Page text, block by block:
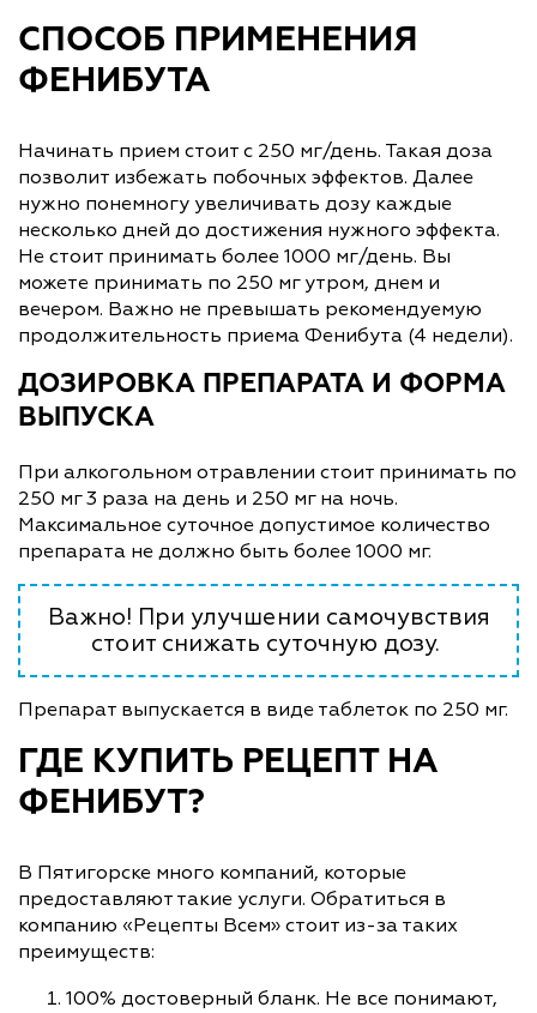
СПОСОБ ПРИМЕНЕНИЯ
ФЕНИБУТА
Начинать прием стоит с 250 мг/день. Такая доза
позволит избежать побочных эффектов. Далее
нужно понемногу увеличивать дозу каждые
несколько дней до достижения нужного эффекта.
Не стоит принимать более 1000 мг/день. Вы
можете принимать по 250 мг утром, днем и
вечером. Важно не превышать рекомендуемую
продолжительность приема Фенибута (4 недели).
ДОЗИРОВКА ПРЕПАРАТА И ФОРМА
ВЫПУСКА
При алкогольном отравлении стоит принимать по
250 мг 3 раза на день и 250 мг на ночь.
Максимальное суточное допустимое количество
препарата не должно быть более 1000 мг.
Важно! При улучшении самочувствия
стоит снижать суточную дозу.
Препарат выпускается в виде таблеток по 250 мг.
ГДЕ КУПИТЬ РЕЦЕПТ НА
ФЕНИБУТ?
В Пятигорске много компаний, которые
предоставляют такие услуги. Обратиться в
компанию «Рецепты Всем» стоит из-за таких
преимуществ:
100% достоверный бланк. Не все понимают,